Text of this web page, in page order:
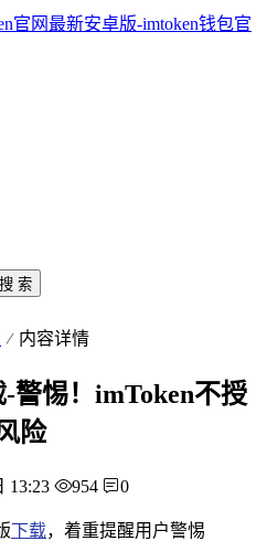
搜 索
内容详情
警惕！imToken不授
险
13:23 954 0
下载，着重提醒用户警惕